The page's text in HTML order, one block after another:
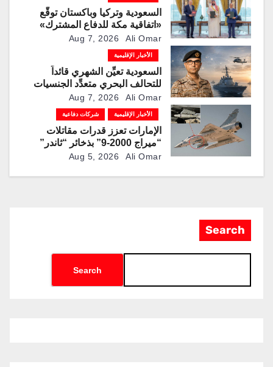
السعودية وتركيا وباكستان توقّع
«اتفاقية مكة للدفاع المشترك»
Aug 7, 2026 Ali Omar
الأخبار الإقليمية
السعودية تعيِّن الشهري قائداً
للتحالف البحري متعدِّد الجنسيات
Aug 7, 2026 Ali Omar
الأخبار الإقليمية شركات دفاعية
الإمارات تعزز قدرات مقاتلات
“ميراج 2000-9” بذخائر “ثاندر”
الذكية المطورة محليًا
Aug 5, 2026 Ali Omar
Search
Search